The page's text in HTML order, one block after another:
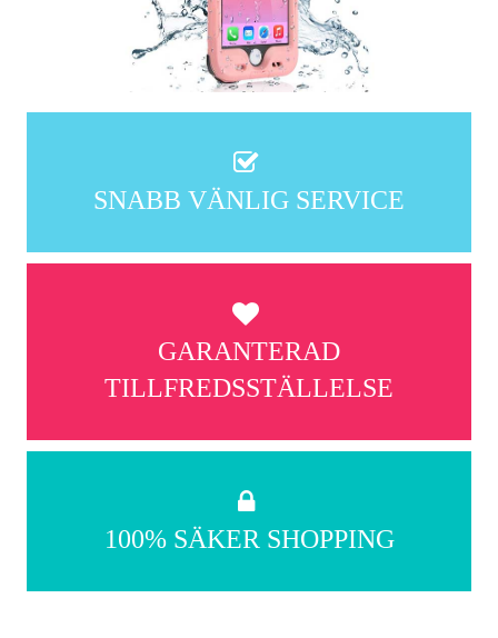
SNABB VÄNLIG SERVICE
GARANTERAD
TILLFREDSSTÄLLELSE
100% SÄKER SHOPPING